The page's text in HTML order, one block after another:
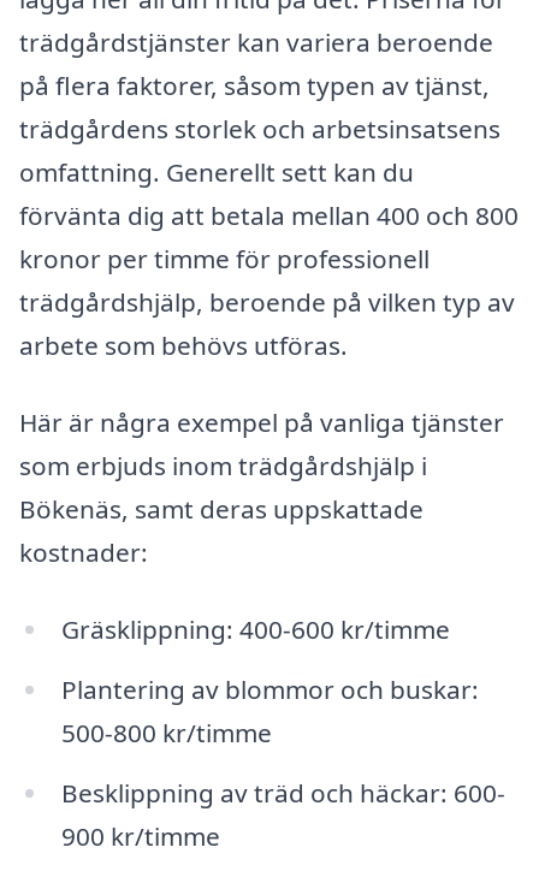
trädgårdstjänster kan variera beroende
på flera faktorer, såsom typen av tjänst,
trädgårdens storlek och arbetsinsatsens
omfattning. Generellt sett kan du
förvänta dig att betala mellan 400 och 800
kronor per timme för professionell
trädgårdshjälp, beroende på vilken typ av
arbete som behövs utföras.
Här är några exempel på vanliga tjänster
som erbjuds inom trädgårdshjälp i
Bökenäs, samt deras uppskattade
kostnader:
Gräsklippning: 400-600 kr/timme
Plantering av blommor och buskar:
500-800 kr/timme
Besklippning av träd och häckar: 600-
900 kr/timme